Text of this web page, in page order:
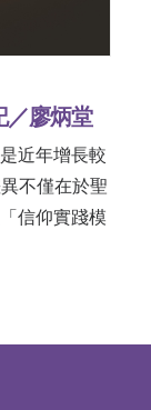
／廖炳堂
近年增長較
不僅在於聖
信仰實踐模